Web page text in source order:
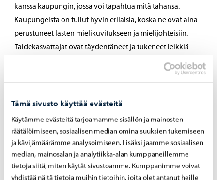
Tämä sivusto käyttää evästeitä
Käytämme evästeitä tarjoamamme sisällön ja mainosten
räätälöimiseen, sosiaalisen median ominaisuuksien tukemiseen
ja kävijämäärämme analysoimiseen. Lisäksi jaamme sosiaalisen
median, mainosalan ja analytiikka-alan kumppaneillemme
tietoja siitä, miten käytät sivustoamme. Kumppanimme voivat
yhdistää näitä tietoja muihin tietoihin, joita olet antanut heille
kanssa kaupungin, jossa voi tapahtua mitä tahansa.
Kaupungeista on tullut hyvin erilaisia, koska ne ovat aina
perustuneet lasten mielikuvitukseen ja mielijohteisiin.
Taidekasvattajat ovat täydentäneet ja tukeneet leikkiä
SKAPA Porvoo-Sipoo -hanketta rahoittaa Svenska
taideopetuksesta voitaisiin tehdä saavutettavampaa ja
tasavertaisempaa. Hanketta koordinoi Porvoon
kaupungin kulttuuripalvelut, ja hankkeen
ohjausryhmässä on edustaja molemmista kunnista.